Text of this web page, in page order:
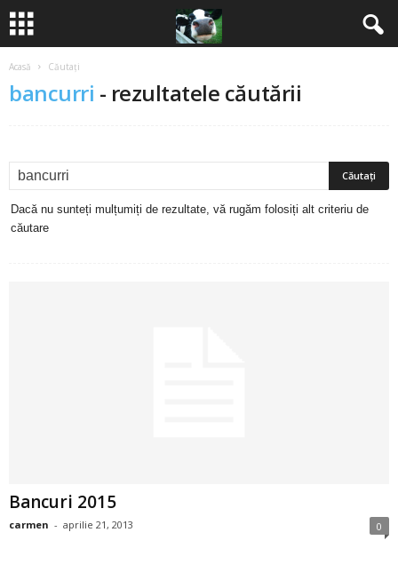
Acasă Căutați
bancurri - rezultatele căutării
Dacă nu sunteți mulțumiți de rezultate, vă rugăm folosiți alt criteriu de
căutare
Bancuri 2015
carmen - aprilie 21, 2013 0